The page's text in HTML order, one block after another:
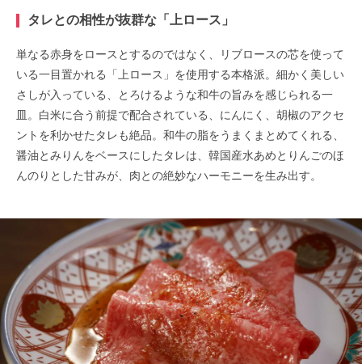
タレとの相性が抜群な「上ロース」
単なる赤身をロースとするのではなく、リブロースの芯を使って
いる一目置かれる「上ロース」を使用する本格派。細かく美しい
さしが入っている、とろけるような和牛の旨みを感じられる一
皿。白米に合う前提で配合されている、にんにく、胡椒のアクセ
ントを利かせたタレも絶品。和牛の脂をうまくまとめてくれる、
醤油とみりんをベースにしたタレは、韓国産水あめとりんごのほ
んのりとした甘みが、肉との絶妙なハーモニーを生み出す。